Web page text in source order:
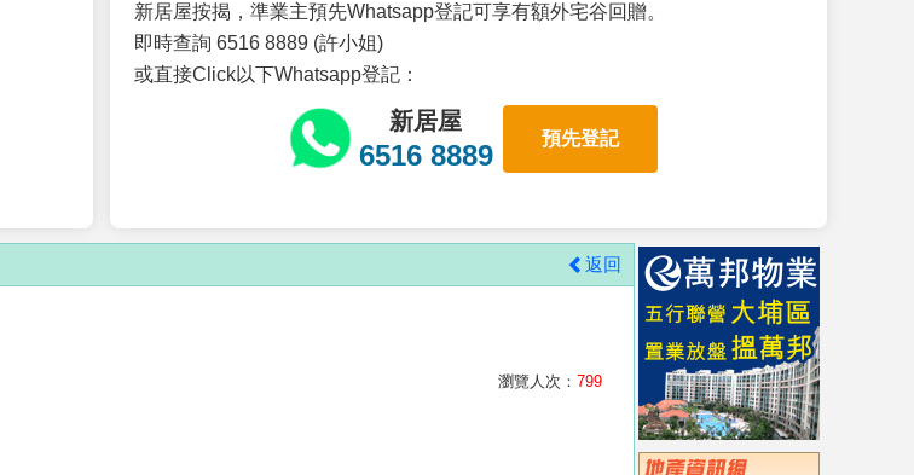
新居屋按揭，準業主預先Whatsapp登記可享有額外宅谷回贈。
即時查詢 6516 8889 (許小姐)
或直接Click以下Whatsapp登記：
新居屋
6516 8889
預先登記
返回
瀏覽人次： 799